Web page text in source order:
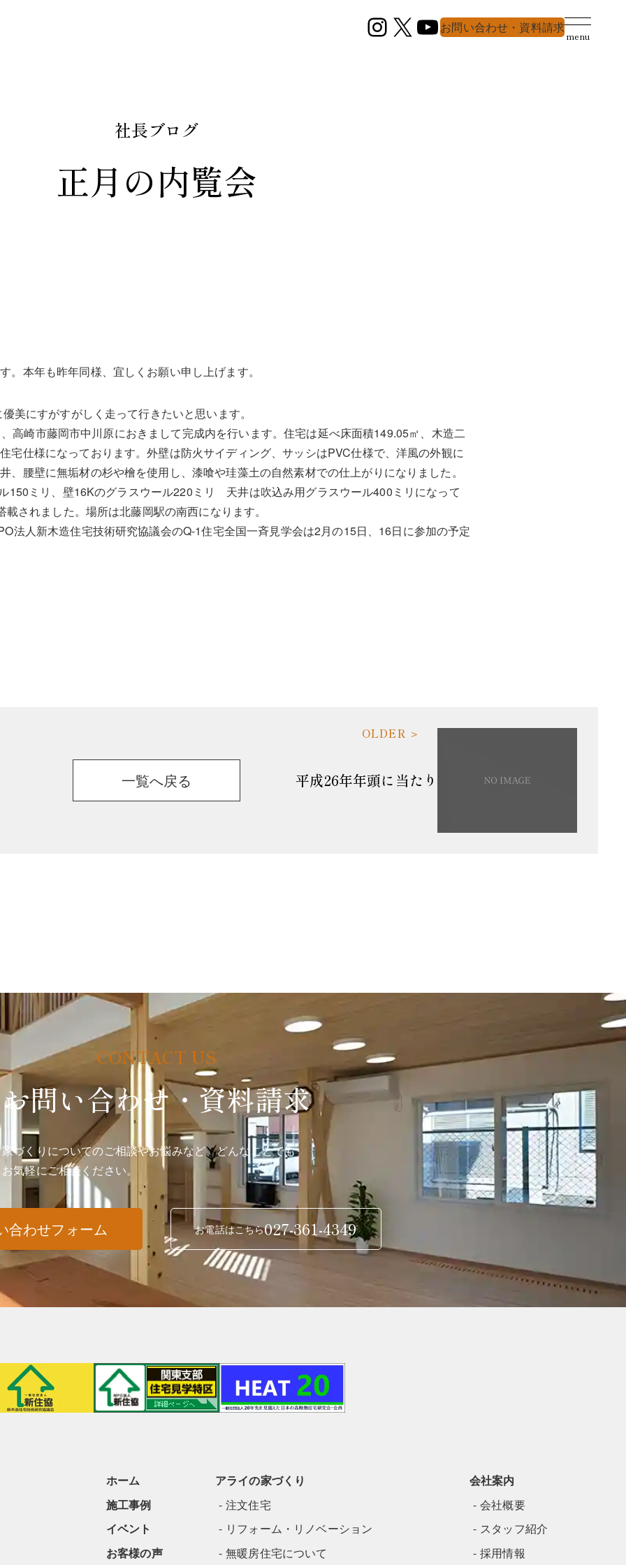
Instagram
X YouTube
お問い合わせ・資料請求
menu
社長ブログ
正月の内覧会
。本年も昨年同様、宜しくお願い申し上げます。
にすがすがしく走って行きたいと思います。
高崎市藤岡市中川原におきまして完成内を行います。住宅は延べ床面積149.05㎡、木造二
宅仕様になっております。外壁は防火サイディング、サッシはPVC仕様で、洋風の外観に
、腰壁に無垢材の杉や檜を使用し、漆喰や珪藻土の自然素材での仕上がりになりました。
150ミリ、壁16Kのグラスウール220ミリ 天井は吹込み用グラスウール400ミリになって
されました。場所は北藤岡駅の南西になります。
法人新木造住宅技術研究協議会のQ-1住宅全国一斉見学会は2月の15日、16日に参加の予定
平成26年年頭に当たり
一覧へ戻る
お問い合わせ・資料請求
家づくりについてのご相談やお悩みなど、どんなことでも
お気軽にご相談ください。
合わせフォーム お電話はこちら027-361-4349
ホーム
アライの家づくり
注文住宅
リフォーム・リノベーション
無暖房住宅について
会社案内
会社概要
スタッフ紹介
採用情報
施工事例
イベント
お客様の声